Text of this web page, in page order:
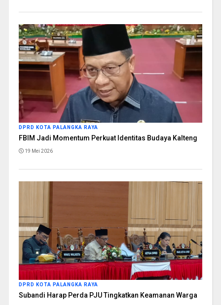
DPRD KOTA PALANGKA RAYA
FBIM Jadi Momentum Perkuat Identitas Budaya Kalteng
19 Mei 2026
DPRD KOTA PALANGKA RAYA
Subandi Harap Perda PJU Tingkatkan Keamanan Warga